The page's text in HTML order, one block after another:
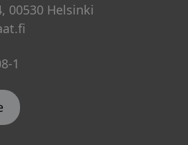
00530 Helsinki
1